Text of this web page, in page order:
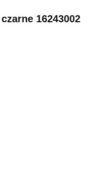
16243002